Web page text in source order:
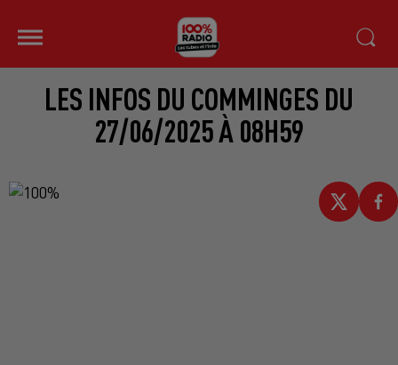
LES INFOS DU COMMINGES DU
27/06/2025 À 08H59